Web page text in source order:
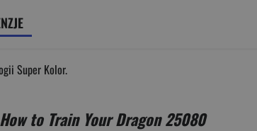
Super Kolor.
to Train Your Dragon 25080